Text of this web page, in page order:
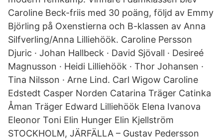
Caroline Beck-friis med 30 poäng, följd av Emmy
Björling på Oxenstierna och B-klassen av Anna
Silfverling/Anna Lilliehöök. Caroline Persson
Djuric · Johan Hallbeck · David Sjövall · Desireé
Magnusson · Heidi Lilliehöök · Thor Johansen ·
Tina Nilsson · Arne Lind. Carl Wigow Caroline
Edstedt Casper Norden Catarina Träger Catinka
Åman Träger Edward Lilliehöök Elena Ivanova
Eleonor Toni Elin Hunger Elin Kjellström
STOCKHOLM, JÄRFÄLLA – Gustav Pedersson